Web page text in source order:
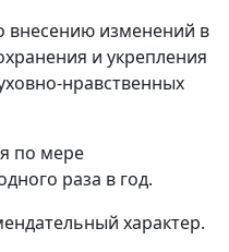
внесению изменений в
и укрепления
нравственных
по мере
раза в год.
характер.